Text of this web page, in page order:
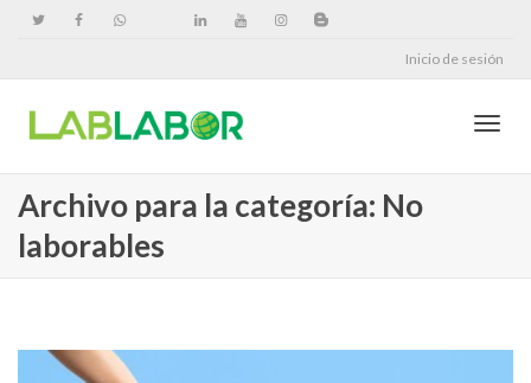
Inicio de sesión
Archivo para la categoría: No
laborables